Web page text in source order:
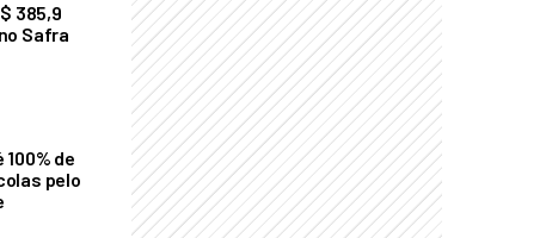
385,9
Safra
de
pelo